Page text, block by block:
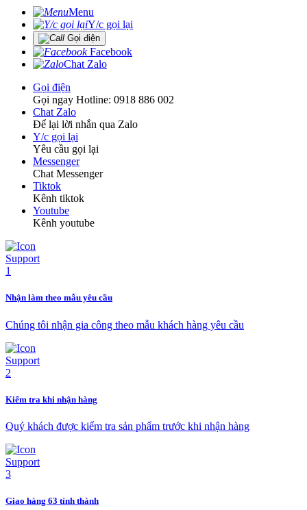
Menu
Y/c gọi lại
Gọi điện
Facebook
Chat Zalo
Gọi điện
Gọi ngay Hotline: 0918 886 002
Chat Zalo
Để lại lời nhắn qua Zalo
Y/c gọi lại
Yêu cầu gọi lại
Messenger
Chat Messenger
Tiktok
Kênh tiktok
Youtube
Kênh youtube
Nhận làm theo mẫu yêu cầu
Chúng tôi nhận gia công theo mẫu khách hàng yêu cầu
Kiểm tra khi nhận hàng
Quý khách được kiểm tra sản phẩm trước khi nhận hàng
Giao hàng 63 tỉnh thành